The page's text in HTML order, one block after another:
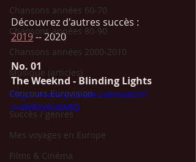
Chansons années 60-70
Chansons années 80-90
Chansons années 2000-2010
Musique (articles)
Concours Eurovision
Succès / genres
Mes voyages en Europe
Films & Cinéma
Découvrez d'autres succès :
2019 -- 2020
No. 01
The Weeknd - Blinding Lights
https://www.youtube.com/watch?
v=4NRXx6U8ABQ